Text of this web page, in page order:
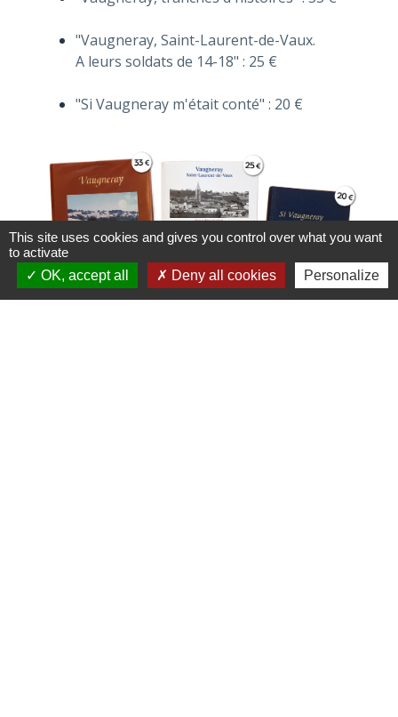
"Vaugneray, Saint-Laurent-de-Vaux.
A leurs soldats de 14-18" : 25 €
"Si Vaugneray m'était conté" : 20 €
This site uses cookies and gives you control over what you want
to activate
OK, accept all
Deny all cookies Personalize